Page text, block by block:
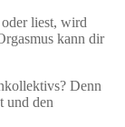
liest, wird
kann dir
Denn
und den